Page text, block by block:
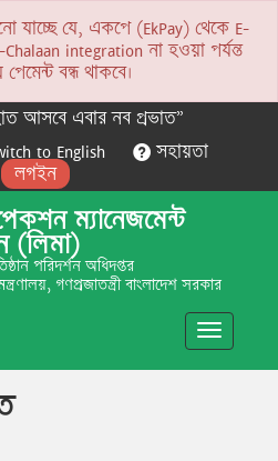
যাচ্ছে যে, একপে (EkPay) থেকে E-
Chalaan integration না হওয়া পর্যন্ত
পেমেন্ট বন্ধ থাকবে।
আসবে এবার নব প্রভাত”
to English
সহায়তা
লগইন
ম্যানেজমেন্ট
(লিমা)
পরিদর্শন অধিদপ্তর
গণপ্রজাতন্ত্রী বাংলাদেশ সরকার
Toggle